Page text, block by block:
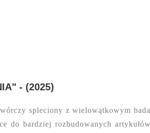
- (2025)
spleciony z wielowątkowym
bardziej rozbudowanych